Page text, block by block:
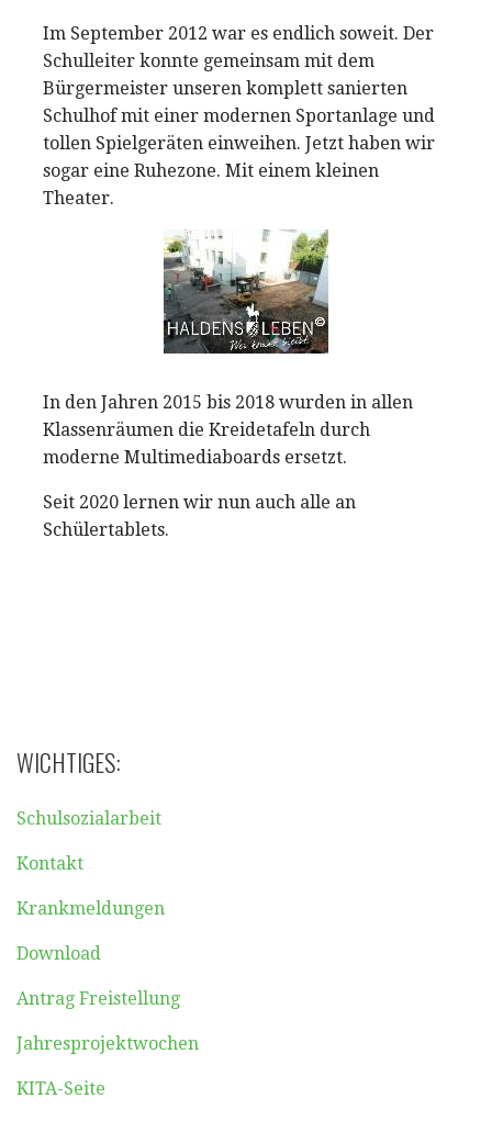
Im September 2012 war es endlich soweit. Der
Schulleiter konnte gemeinsam mit dem
Bürgermeister unseren komplett sanierten
Schulhof mit einer modernen Sportanlage und
tollen Spielgeräten einweihen. Jetzt haben wir
sogar eine Ruhezone. Mit einem kleinen
Theater.
In den Jahren 2015 bis 2018 wurden in allen
Klassenräumen die Kreidetafeln durch
moderne Multimediaboards ersetzt.
Seit 2020 lernen wir nun auch alle an
Schülertablets.
WICHTIGES:
Schulsozialarbeit
Kontakt
Krankmeldungen
Download
Antrag Freistellung
Jahresprojektwochen
KITA-Seite